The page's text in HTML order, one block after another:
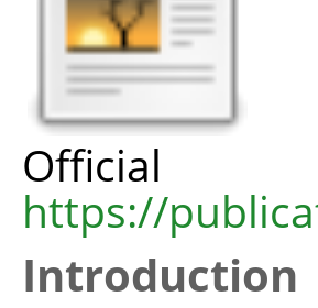
https://
Introduction